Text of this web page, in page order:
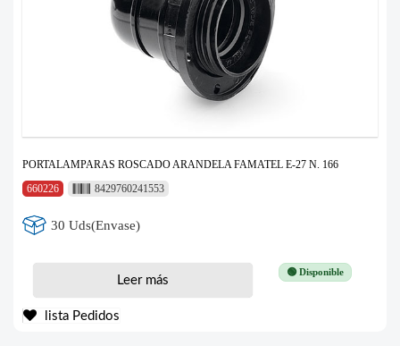
PORTALAMPARAS ROSCADO ARANDELA FAMATEL E-27 N. 166
660226
8429760241553
30 Uds(Envase)
🟢 Disponible
Leer más
lista Pedidos